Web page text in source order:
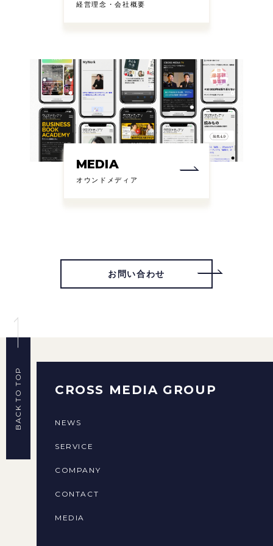
経営理念・会社概要
MEDIA
オウンドメディア
お問い合わせ
BACK TO TOP CROSS MEDIA GROUP
NEWS
SERVICE
COMPANY
CONTACT
MEDIA